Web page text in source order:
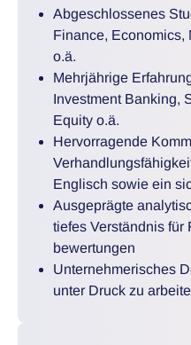
Abgeschlossenes
Finance, Economics,
o.ä.
Mehrjährige
Investment Banking,
Equity o.ä.
Hervorragende
Englisch sowie ein
Ausgeprägte
tiefes Verständnis für
bewertungen
Unternehmerisches
unter Druck zu